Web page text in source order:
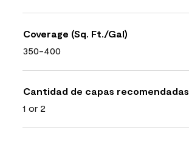
Coverage (Sq. Ft./Gal)
350-400
Cantidad de capas recomendadas
1 or 2